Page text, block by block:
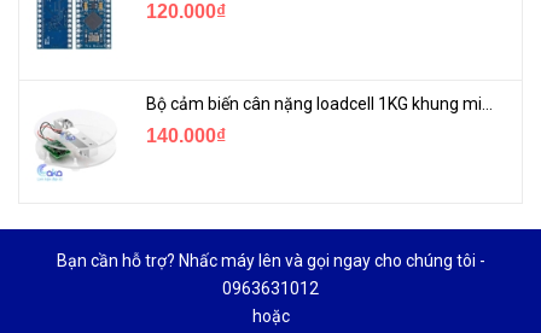
120.000₫
140.000₫
Bạn cần hỗ trợ? Nhấc máy lên và gọi ngay cho chúng tôi -
0963631012
hoặc